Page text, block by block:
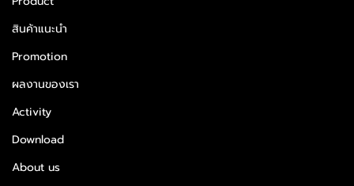
สินค้าแนะนำ
Promotion
ผลงานของเรา
Activity
Download
About us